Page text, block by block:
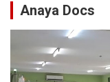
Anaya Docs